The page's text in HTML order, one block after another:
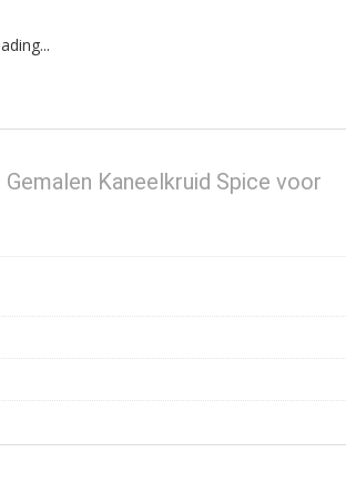
Kaneelkruid Spice voor